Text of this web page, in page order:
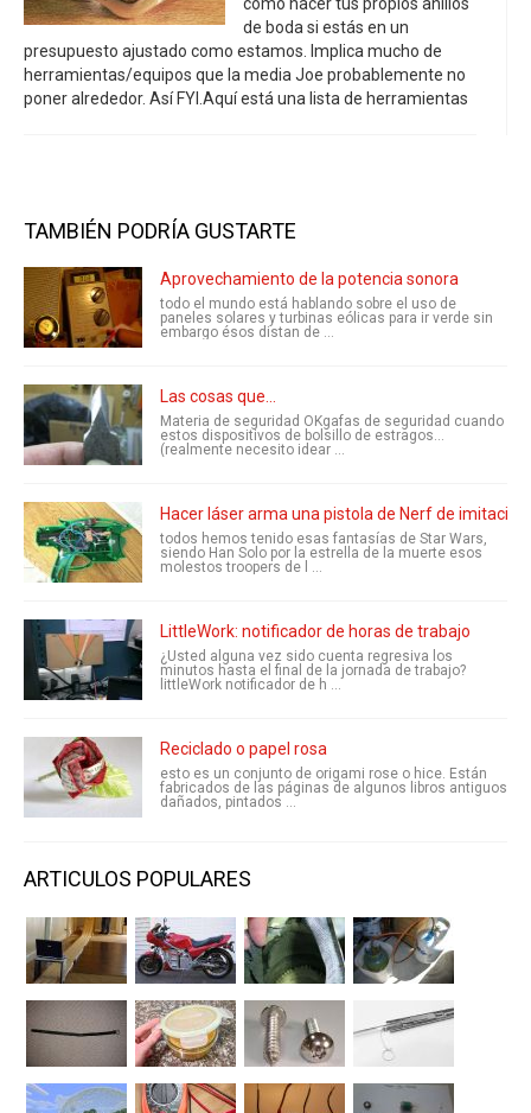
de boda si estás en un
presupuesto ajustado como estamos. Implica mucho de
herramientas/equipos que la media Joe probablemente no
poner alrededor. Así FYI.Aquí está una lista de herramientas
TAMBIÉN PODRÍA GUSTARTE
Aprovechamiento de la potencia sonora
todo el mundo está hablando sobre el uso de
paneles solares y turbinas eólicas para ir verde sin
embargo ésos distan de ...
Las cosas que...
Materia de seguridad OKgafas de seguridad cuando
estos dispositivos de bolsillo de estragos...
(realmente necesito idear ...
Hacer láser arma una pistola de Nerf de
todos hemos tenido esas fantasías de Star Wars,
siendo Han Solo por la estrella de la muerte esos
molestos troopers de l ...
LittleWork: notificador de horas de trabajo
¿Usted alguna vez sido cuenta regresiva los
minutos hasta el final de la jornada de trabajo?
littleWork notificador de h ...
Reciclado o papel rosa
esto es un conjunto de origami rose o hice. Están
fabricados de las páginas de algunos libros antiguos
dañados, pintados ...
ARTICULOS POPULARES